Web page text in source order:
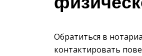
Обратиться в
контактировать